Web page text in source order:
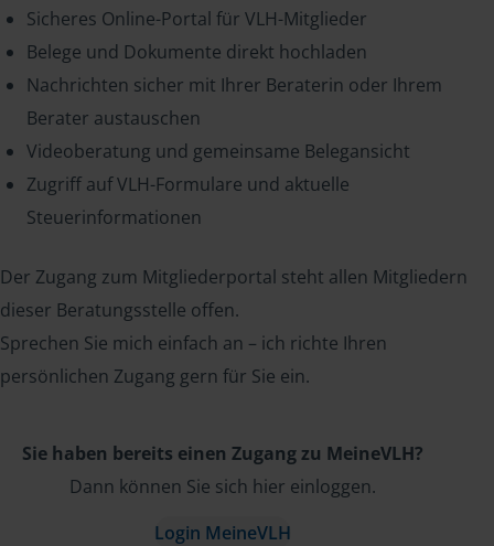
Sicheres Online-Portal für VLH-Mitglieder
Belege und Dokumente direkt hochladen
Nachrichten sicher mit Ihrer Beraterin oder Ihrem
Berater austauschen
Videoberatung und gemeinsame Belegansicht
Zugriff auf VLH-Formulare und aktuelle
Steuerinformationen
Der Zugang zum Mitgliederportal steht allen Mitgliedern
dieser Beratungsstelle offen.
Sprechen Sie mich einfach an – ich richte Ihren
persönlichen Zugang gern für Sie ein.
Sie haben bereits einen Zugang zu MeineVLH?
Dann können Sie sich hier einloggen.
Login MeineVLH